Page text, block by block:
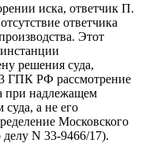
иска, ответчик П.
ответчика
Этот
решения суда,
ГПК РФ рассмотрение
при надлежащем
суда, а не его
Московского
делу N 33-9466/17).